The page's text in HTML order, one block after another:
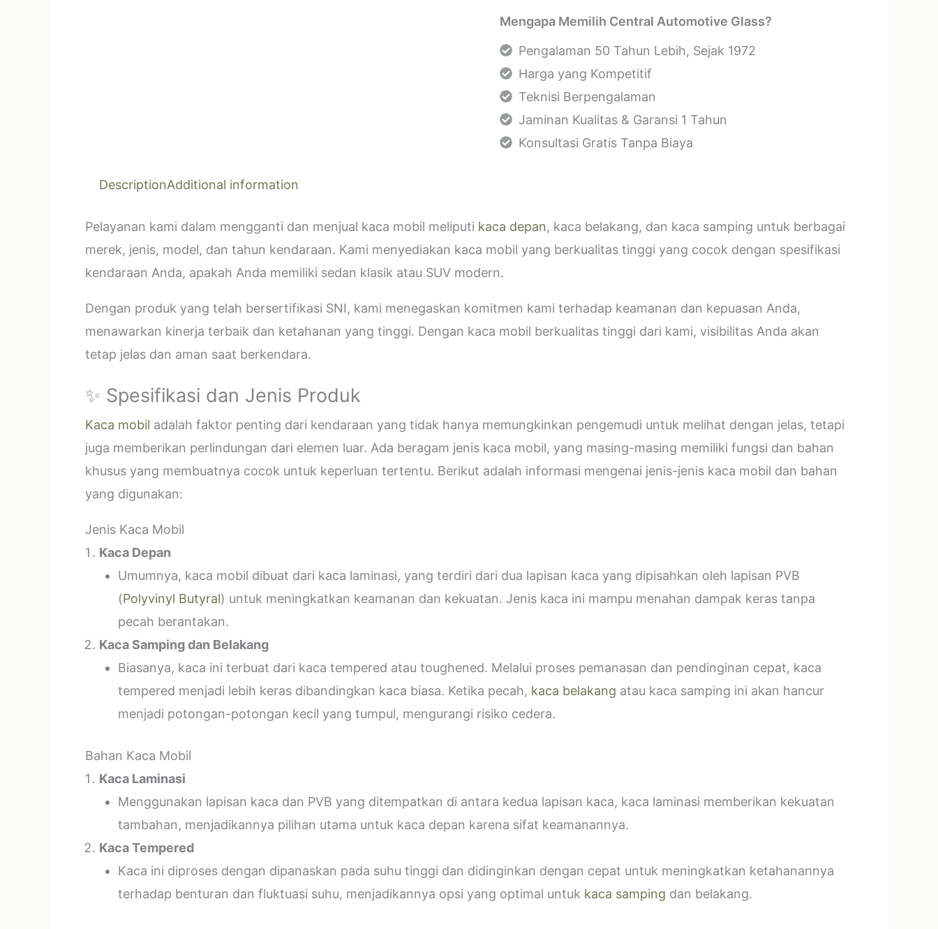
Mengapa Memilih Central Automotive Glass?
Pengalaman 50 Tahun Lebih, Sejak 1972
Harga yang Kompetitif
Teknisi Berpengalaman
Jaminan Kualitas & Garansi 1 Tahun
Konsultasi Gratis Tanpa Biaya
DescriptionAdditional information
Pelayanan kami dalam mengganti dan menjual kaca mobil meliputi kaca depan, kaca belakang, dan kaca samping untuk berbagai
merek, jenis, model, dan tahun kendaraan. Kami menyediakan kaca mobil yang berkualitas tinggi yang cocok dengan spesifikasi
kendaraan Anda, apakah Anda memiliki sedan klasik atau SUV modern.
Dengan produk yang telah bersertifikasi SNI, kami menegaskan komitmen kami terhadap keamanan dan kepuasan Anda,
menawarkan kinerja terbaik dan ketahanan yang tinggi. Dengan kaca mobil berkualitas tinggi dari kami, visibilitas Anda akan
tetap jelas dan aman saat berkendara.
✨ Spesifikasi dan Jenis Produk
Kaca mobil adalah faktor penting dari kendaraan yang tidak hanya memungkinkan pengemudi untuk melihat dengan jelas, tetapi
juga memberikan perlindungan dari elemen luar. Ada beragam jenis kaca mobil, yang masing-masing memiliki fungsi dan bahan
khusus yang membuatnya cocok untuk keperluan tertentu. Berikut adalah informasi mengenai jenis-jenis kaca mobil dan bahan
yang digunakan:
Jenis Kaca Mobil
Kaca Depan
Umumnya, kaca mobil dibuat dari kaca laminasi, yang terdiri dari dua lapisan kaca yang dipisahkan oleh lapisan PVB
(Polyvinyl Butyral) untuk meningkatkan keamanan dan kekuatan. Jenis kaca ini mampu menahan dampak keras tanpa
pecah berantakan.
Kaca Samping dan Belakang
Biasanya, kaca ini terbuat dari kaca tempered atau toughened. Melalui proses pemanasan dan pendinginan cepat, kaca
tempered menjadi lebih keras dibandingkan kaca biasa. Ketika pecah, kaca belakang atau kaca samping ini akan hancur
menjadi potongan-potongan kecil yang tumpul, mengurangi risiko cedera.
Bahan Kaca Mobil
Kaca Laminasi
Menggunakan lapisan kaca dan PVB yang ditempatkan di antara kedua lapisan kaca, kaca laminasi memberikan kekuatan
tambahan, menjadikannya pilihan utama untuk kaca depan karena sifat keamanannya.
Kaca Tempered
Kaca ini diproses dengan dipanaskan pada suhu tinggi dan didinginkan dengan cepat untuk meningkatkan ketahanannya
terhadap benturan dan fluktuasi suhu, menjadikannya opsi yang optimal untuk kaca samping dan belakang.